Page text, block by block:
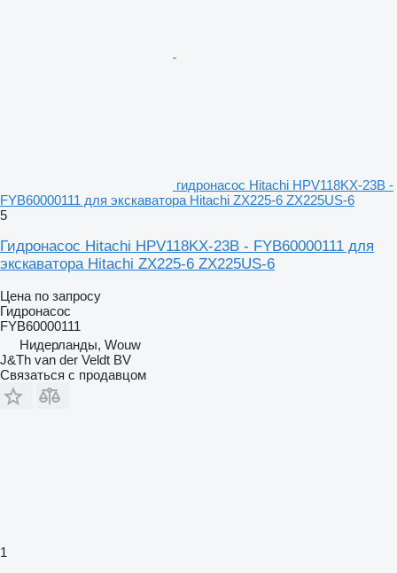
гидронасос Hitachi HPV118KX-23B -
FYB60000111 для экскаватора Hitachi ZX225-6 ZX225US-6
5
Гидронасос Hitachi HPV118KX-23B - FYB60000111 для
экскаватора Hitachi ZX225-6 ZX225US-6
Цена по запросу
Гидронасос
FYB60000111
Нидерланды, Wouw
J&Th van der Veldt BV
Связаться с продавцом
1